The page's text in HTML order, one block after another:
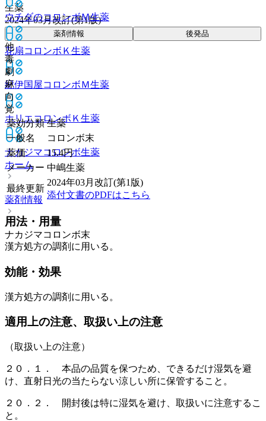
ウチダのコロンボＭ生薬
花扇コロンボＫ 生薬
紀伊国屋コロンボＭ生薬
ホリエコロンボＫ 生薬
ナカジマコロンボ生薬
ホーム
薬剤情報
ナカジマコロンボ末
生薬
2024年03月改訂(第1版)
薬剤情報 後発品
他
毒
劇
麻
向
覚
薬効分類 生薬
一般名
コロンボ末
薬価
15.4円
メーカー 中嶋生薬
最終更新
2024年03月改訂(第1版)
添付文書のPDFはこちら
用法・用量
漢方処方の調剤に用いる。
効能・効果
漢方処方の調剤に用いる。
適用上の注意、取扱い上の注意
（取扱い上の注意）
２０．１． 本品の品質を保つため、できるだけ湿気を避
け、直射日光の当たらない涼しい所に保管すること。
２０．２． 開封後は特に湿気を避け、取扱いに注意するこ
と。